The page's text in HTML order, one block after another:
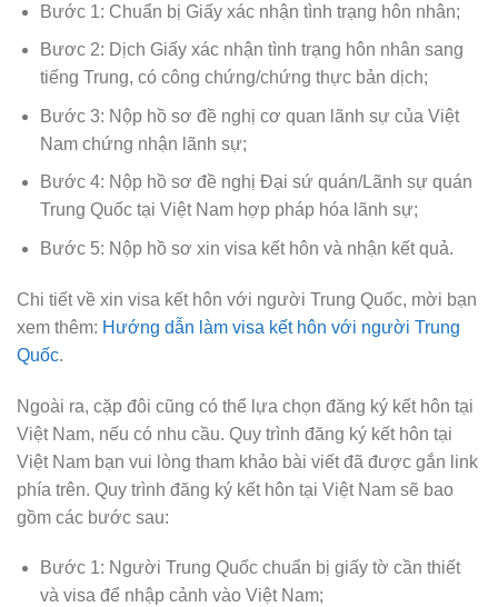
Bước 1: Chuẩn bị Giấy xác nhận tình trạng hôn nhân;
Bươc 2: Dịch Giấy xác nhận tình trạng hôn nhân sang
tiếng Trung, có công chứng/chứng thực bản dịch;
Bước 3: Nộp hồ sơ đề nghị cơ quan lãnh sự của Việt
Nam chứng nhận lãnh sự;
Bước 4: Nộp hồ sơ đề nghị Đại sứ quán/Lãnh sự quán
Trung Quốc tại Việt Nam hợp pháp hóa lãnh sự;
Bước 5: Nộp hồ sơ xin visa kết hôn và nhận kết quả.
Chi tiết về xin visa kết hôn với người Trung Quốc, mời bạn
xem thêm: Hướng dẫn làm visa kết hôn với người Trung
Quốc.
Ngoài ra, cặp đôi cũng có thể lựa chọn đăng ký kết hôn tại
Việt Nam, nếu có nhu cầu. Quy trình đăng ký kết hôn tại
Việt Nam bạn vui lòng tham khảo bài viết đã được gắn link
phía trên. Quy trình đăng ký kết hôn tại Việt Nam sẽ bao
gồm các bước sau:
Bước 1: Người Trung Quốc chuẩn bị giấy tờ cần thiết
và visa để nhập cảnh vào Việt Nam;